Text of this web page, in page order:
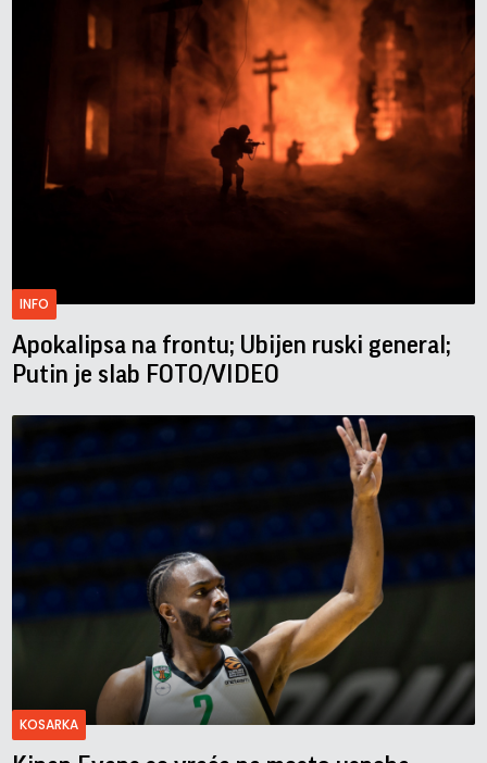
INFO
Apokalipsa na frontu; Ubijen ruski general;
Putin je slab FOTO/VIDEO
KOSARKA